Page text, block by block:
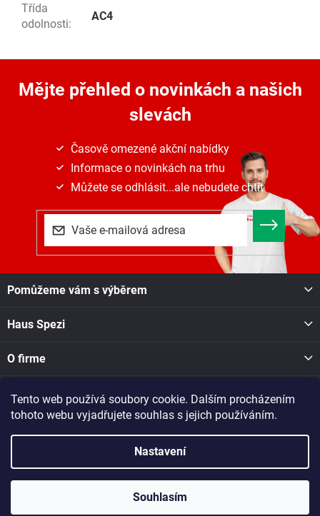
Tento web používá soubory cookie. Dalším procházením
tohoto webu vyjadřujete souhlas s jejich používáním.
Nastavení
Souhlasím
Při nákupu v naší pobočce v Novém Městě na Moravě, Soškova
1550, se o dostupnosti zboží informujte na tel. čísle: 605 028 731
Třída
odolnosti:
AC4
Mějte přehled o novinkách a našich
slevách
Časově omezené akční nabídky
Informace o novinkách na trhu
Můžete se odhlásit...ale nebudete chtít
Pomůžeme vám s výběrem
Haus Spezi
O firme
Facebook
Vytvořil Shoptet |Dostmedia